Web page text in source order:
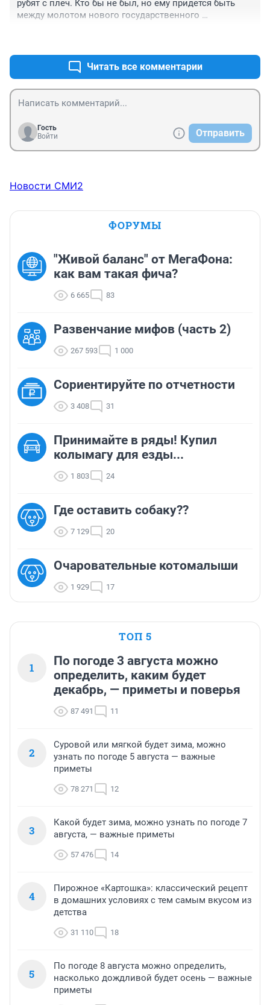
рубят с плеч. Кто бы не был, но ему придется быть
между молотом нового государственного
Читать все комментарии
Гость
Войти
Отправить
Новости СМИ2
ФОРУМЫ
"Живой баланс" от МегаФона:
как вам такая фича?
6 665 83
Развенчание мифов (часть 2)
267 593 1 000
Сориентируйте по отчетности
3 408 31
Принимайте в ряды! Купил
колымагу для езды...
1 803 24
Где оставить собаку??
7 129 20
Очаровательные котомалыши
1 929 17
ТОП 5
1
По погоде 3 августа можно
определить, каким будет
декабрь, — приметы и поверья
87 491 11
2
Суровой или мягкой будет зима, можно
узнать по погоде 5 августа — важные
приметы
78 271 12
3
Какой будет зима, можно узнать по погоде 7
августа, — важные приметы
57 476 14
4
Пирожное «Картошка»: классический рецепт
в домашних условиях с тем самым вкусом из
детства
31 110 18
5
По погоде 8 августа можно определить,
насколько дождливой будет осень — важные
приметы